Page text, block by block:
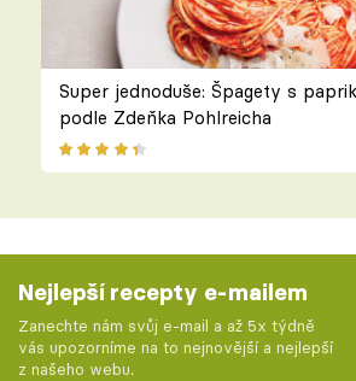
Super jednoduše: Špagety s
podle Zdeňka Pohlreicha
Nejlepší recepty e-mailem
Zanechte nám svůj e-mail a až 5x týdně
vás upozorníme na to nejnovější a nejlepší
z našeho webu.